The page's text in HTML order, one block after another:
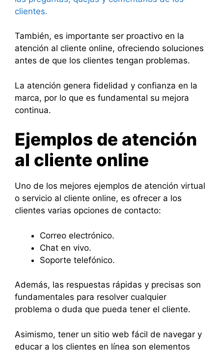
clientes.
También, es importante ser proactivo en la
atención al cliente online, ofreciendo soluciones
antes de que los clientes tengan problemas.
La atención genera fidelidad y confianza en la
marca, por lo que es fundamental su mejora
continua.
Ejemplos de atención
al cliente online
Uno de los mejores ejemplos de atención virtual
o servicio al cliente online, es ofrecer a los
clientes varias opciones de contacto:
Correo electrónico.
Chat en vivo.
Soporte telefónico.
Además, las respuestas rápidas y precisas son
fundamentales para resolver cualquier
problema o duda que pueda tener el cliente.
Asimismo, tener un sitio web fácil de navegar y
educar a los clientes en línea son elementos